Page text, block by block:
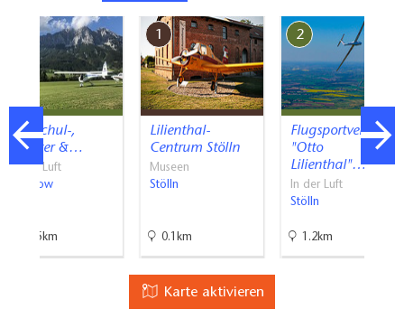
Flugschul-,
Charter &…
In der Luft
Stechow
16.5km
1
Lilienthal-
Centrum Stölln
Museen
Stölln
0.1km
2
Flugsportverein
"Otto
Lilienthal"…
In der Luft
Stölln
1.2km
Karte aktivieren